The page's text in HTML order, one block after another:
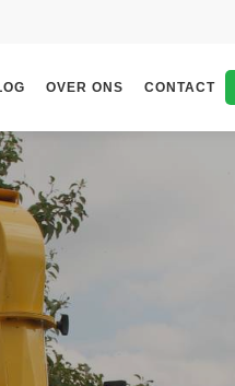
OVER ONS CONTACT